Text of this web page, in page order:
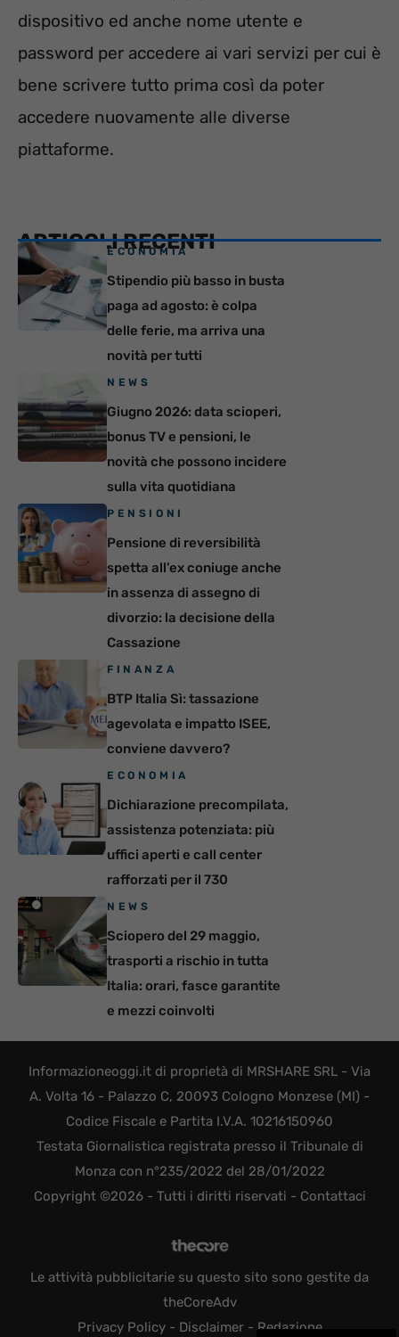
dispositivo ed anche nome utente e
password per accedere ai vari servizi per cui è
bene scrivere tutto prima così da poter
accedere nuovamente alle diverse
piattaforme.
ARTICOLI RECENTI
ECONOMIA
Stipendio più basso in busta
paga ad agosto: è colpa
delle ferie, ma arriva una
novità per tutti
NEWS
Giugno 2026: data scioperi,
bonus TV e pensioni, le
novità che possono incidere
sulla vita quotidiana
PENSIONI
Pensione di reversibilità
spetta all’ex coniuge anche
in assenza di assegno di
divorzio: la decisione della
Cassazione
FINANZA
BTP Italia Sì: tassazione
agevolata e impatto ISEE,
conviene davvero?
ECONOMIA
Dichiarazione precompilata,
assistenza potenziata: più
uffici aperti e call center
rafforzati per il 730
NEWS
Sciopero del 29 maggio,
trasporti a rischio in tutta
Italia: orari, fasce garantite
e mezzi coinvolti
Informazioneoggi.it di proprietà di MRSHARE SRL - Via
A. Volta 16 - Palazzo C, 20093 Cologno Monzese (MI) -
Codice Fiscale e Partita I.V.A. 10216150960
Testata Giornalistica registrata presso il Tribunale di
Monza con n°235/2022 del 28/01/2022
Copyright ©2026 - Tutti i diritti riservati - Contattaci
Le attività pubblicitarie su questo sito sono gestite da
theCoreAdv
Privacy Policy- Disclaimer- Redazione